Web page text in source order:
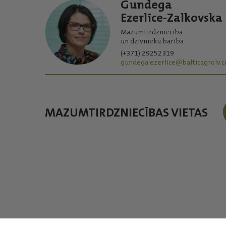
Gundega
Ezerlīce-Zalkovska
Mazumtirdzniecība
un dzīvnieku barība
(+371) 29252319
MAZUMTIRDZNIECĪBAS VIETAS